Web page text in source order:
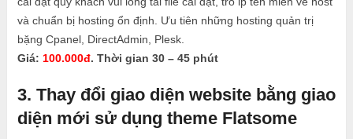
và chuẩn bị hosting ổn định. Ưu tiên những hosting quản trị
bặng Cpanel, DirectAdmin, Plesk.
Giá: 100.000đ. Thời gian 30 – 45 phút
3. Thay đổi giao diện website bằng giao
diện mới sử dụng theme Flatsome